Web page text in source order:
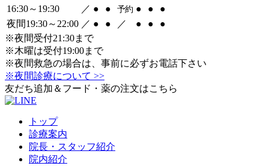
16:30～19:30
／ ● ● 予約 ● ●
●
夜間19:30～22:00 ／ ● ● ／ ● ●
●
※夜間受付21:30まで
※木曜は受付19:00まで
※夜間救急の場合は、事前に必ずお電話下さい
※夜間診療について >>
友だち追加＆フード・薬の注文はこちら
トップ
診療案内
院長・スタッフ紹介
院内紹介